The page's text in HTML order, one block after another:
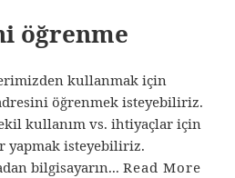
öğrenme
kullanmak için
öğrenmek isteyebiliriz.
kullanım vs. ihtiyaçlar için
yapmak isteyebiliriz.
bilgisayarın...Read More